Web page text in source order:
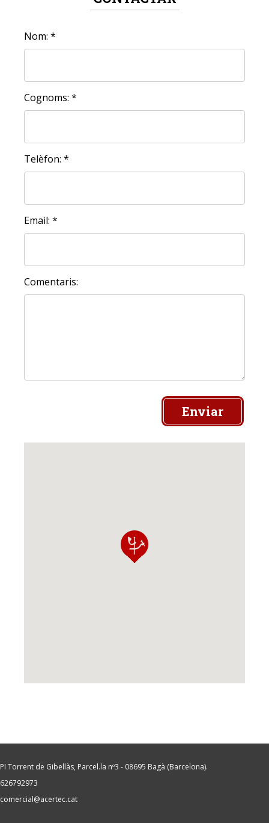
Nom: *
Cognoms: *
Telèfon: *
Email: *
Comentaris:
Enviar
PI Torrent de Gibellàs, Parcel.la nº3 - 08695 Bagà (Barcelona).
626792973
comercial@acertec.cat